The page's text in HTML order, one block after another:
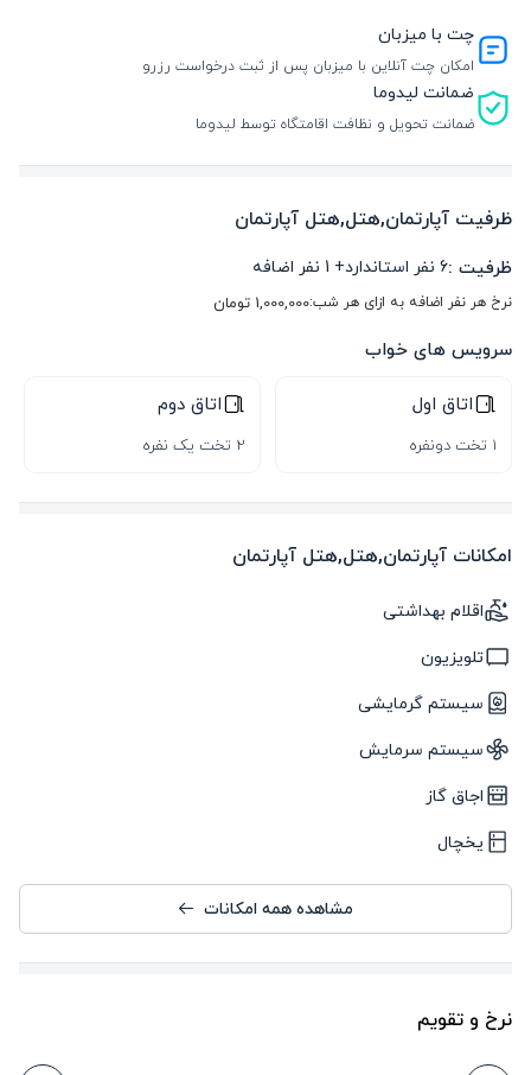
چت با میزبان
امکان چت آنلاین با میزبان پس از ثبت درخواست رزرو
ضمانت لیدوما
ضمانت تحویل و نظافت اقامتگاه توسط لیدوما
ظرفیت آپارتمان,هتل,هتل آپارتمان
ظرفیت :6 نفر استاندارد+
1 نفر اضافه
نرخ هر نفر اضافه به ازای هر شب:1,000,000 تومان
سرویس های خواب
اتاق اول
1 تخت دونفره
اتاق دوم
2 تخت یک نفره
امکانات آپارتمان,هتل,هتل آپارتمان
اقلام بهداشتی
تلویزیون
سیستم گرمایشی
سیستم سرمایش
اجاق گاز
یخچال
مشاهده همه امکانات
نرخ و تقویم